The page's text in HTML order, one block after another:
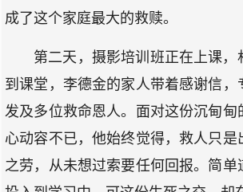
成了这个家庭最大的救赎。
第二天，摄影培训班正在上课，
到课堂，李德金的家人带着感谢信，
发及多位救命恩人。面对这份沉甸甸
心动容不已，他始终觉得，救人只是
之劳，从未想过索要任何回报。简单